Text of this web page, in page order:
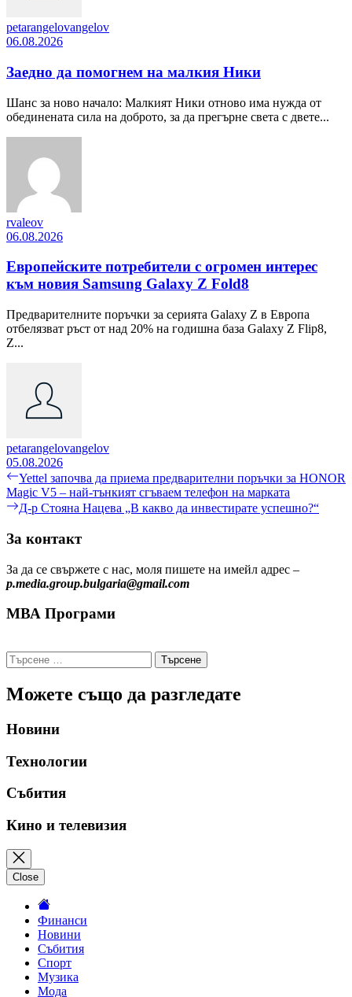
petarangelovangelov
06.08.2026
Заедно да помогнем на малкия Ники
Шанс за ново начало: Малкият Ники отново има нужда от
обединената сила на доброто, за да прегърне света с двете...
rvaleov
06.08.2026
Европейските потребители с огромен интерес
към новия Samsung Galaxy Z Fold8
Предварителните поръчки за серията Galaxy Z в Европа
отбелязват ръст от над 20% на годишна база Galaxy Z Flip8,
Z...
petarangelovangelov
05.08.2026
Навигация
Previous
post:
Yettel започва да приема предварителни поръчки за HONOR
Magic V5 – най-тънкият сгъваем телефон на марката
Next
Д-р Стояна Нацева „В какво да инвестирате успешно?“
За контакт
За да се свържете с нас, моля пишете на имейл адрес –
p.media.group.bulgaria@gmail.com
МВА Програми
Търсене
за:
Можете също да разгледате
Новини
Технологии
Събития
Кино и телевизия
Close
Финанси
Новини
Събития
Спорт
Музика
Мода